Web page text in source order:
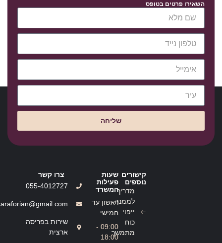
השאירו פרטים בטופס
שליחה
קישורים
נוספים
מדריך
לממנה
ייפוי
כוח
מתמשך
שעות
פעילות
המשרד
ראשון עד
חמישי
09:00 -
18:00
צרו קשר
055-4012727
שירות בפריסה
ארצית